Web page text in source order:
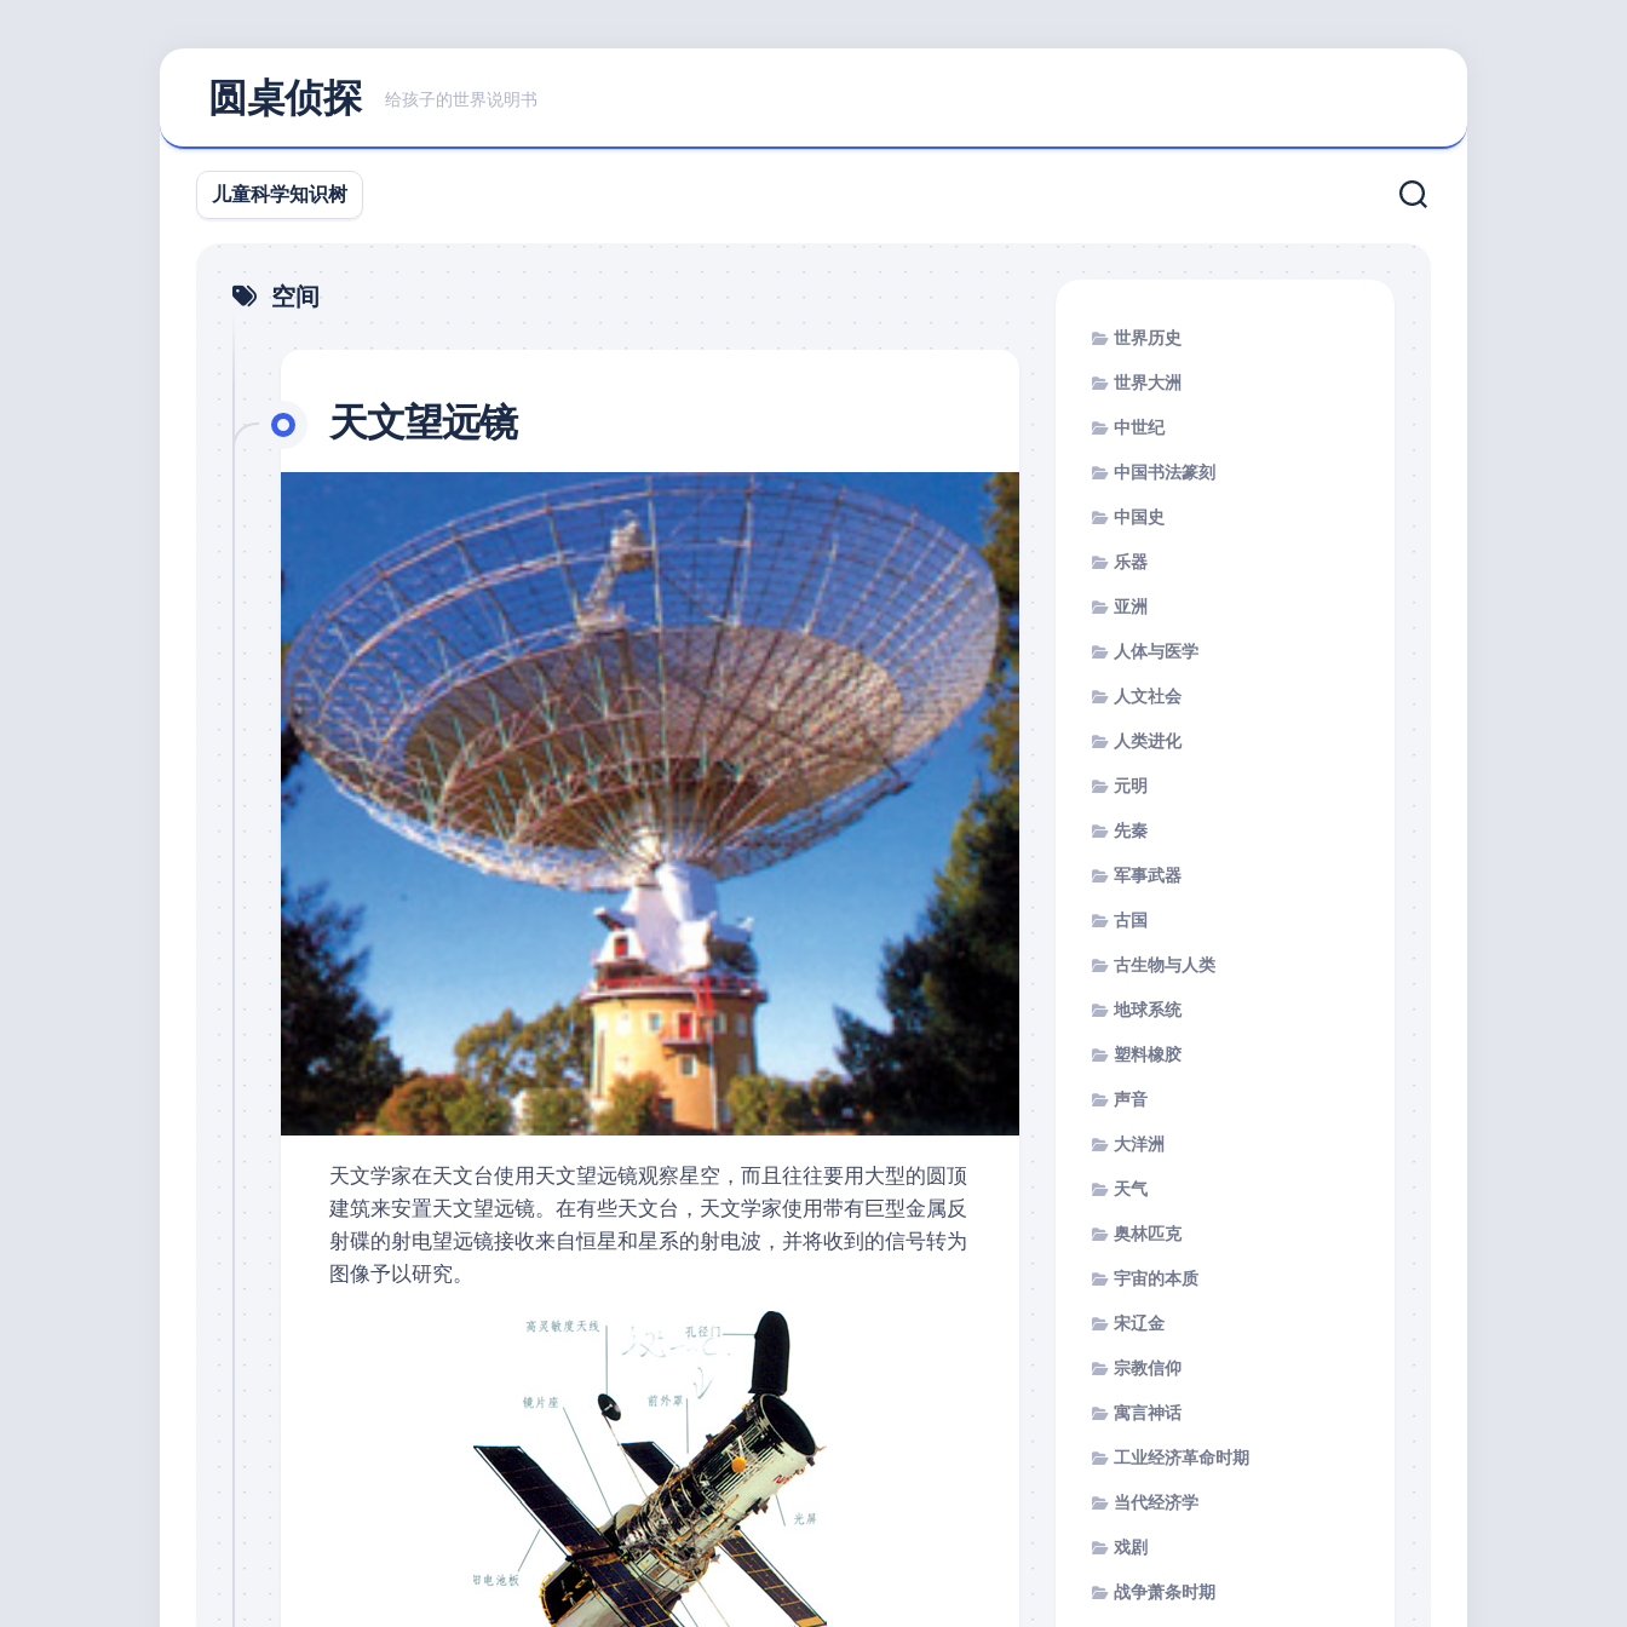
圆桌侦探 给孩子的世界说明书
儿童科学知识树
空间
天文望远镜
天文学家在天文台使用天文望远镜观察星空，而且往往要用大型的圆顶
建筑来安置天文望远镜。在有些天文台，天文学家使用带有巨型金属反
射碟的射电望远镜接收来自恒星和星系的射电波，并将收到的信号转为
图像予以研究。
世界历史
世界大洲
中世纪
中国书法篆刻
中国史
乐器
亚洲
人体与医学
人文社会
人类进化
元明
先秦
军事武器
古国
古生物与人类
地球系统
塑料橡胶
声音
大洋洲
天气
奥林匹克
宇宙的本质
宋辽金
宗教信仰
寓言神话
工业经济革命时期
当代经济学
戏剧
战争萧条时期